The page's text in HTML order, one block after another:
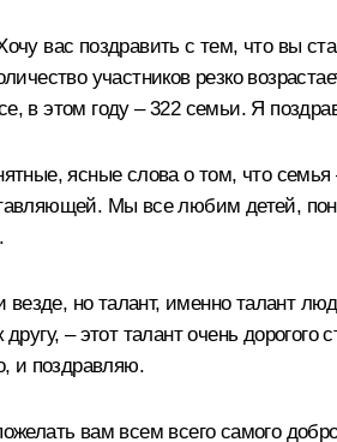
вас поздравить с тем, что вы
участников резко
в этом году – 322 семьи. Я
ясные слова о том, что
Мы все любим детей,
везде, но талант, именно талант
– этот талант очень
и поздравляю.
вам всем всего самого